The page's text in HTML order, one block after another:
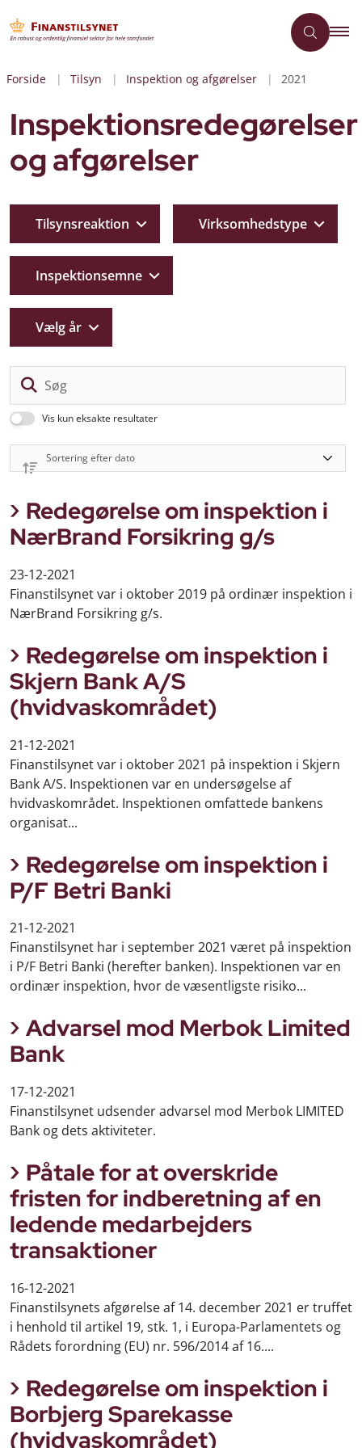
Forside Tilsyn Inspektion og afgørelser 2021
Inspektionsredegørelser
og afgørelser
Vis kun eksakte resultater
Tilsynsreaktion Virksomhedstype
Inspektionsemne
Vælg år
Redegørelse om inspektion i
NærBrand Forsikring g/s
23-12-2021
Finanstilsynet var i oktober 2019 på ordinær inspektion i
NærBrand Forsikring g/s.
Redegørelse om inspektion i
Skjern Bank A/S
(hvidvaskområdet)
21-12-2021
Finanstilsynet var i oktober 2021 på inspektion i Skjern
Bank A/S. Inspektionen var en undersøgelse af
hvidvaskområdet. Inspektionen omfattede bankens
organisat...
Redegørelse om inspektion i
P/F Betri Banki
21-12-2021
Finanstilsynet har i september 2021 været på inspektion
i P/F Betri Banki (herefter banken). Inspektionen var en
ordinær inspektion, hvor de væsentligste risiko...
Advarsel mod Merbok Limited
Bank
17-12-2021
Finanstilsynet udsender advarsel mod Merbok LIMITED
Bank og dets aktiviteter.
Påtale for at overskride
fristen for indberetning af en
ledende medarbejders
transaktioner
16-12-2021
Finanstilsynets afgørelse af 14. december 2021 er truffet
i henhold til artikel 19, stk. 1, i Europa-Parlamentets og
Rådets forordning (EU) nr. 596/2014 af 16....
Redegørelse om inspektion i
Borbjerg Sparekasse
(hvidvaskområdet)